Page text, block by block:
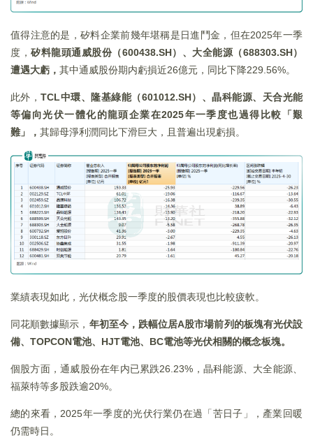
值得注意的是，矽料企業前幾年堪稱是日進鬥金，但在2025年一季
度， 矽料龍頭通威股份（600438.SH）、大全能源（688303.SH）
遭遇大虧， 其中通威股份期内虧損近26億元，同比下降229.56%。
此外，TCL中環、隆基綠能（601012.SH）、晶科能源、天合光能
等偏向光伏一體化的龍頭企業在2025年一季度也過得比較「艱
難」， 其歸母淨利潤同比下滑巨大，且普遍出現虧損。
業績表現如此，光伏概念股一季度的股價表現也比較疲軟。
同花順數據顯示， 年初至今，跌幅位居A股市場前列的板塊有光伏設
備、TOPCON電池、HJT電池、BC電池等光伏相關的概念板塊。
個股方面，通威股份在年内已累跌26.23%，晶科能源、大全能源、
福萊特等多股跌逾20%。
總的來看，2025年一季度的光伏行業仍在過「苦日子」，產業回暖
仍需時日。